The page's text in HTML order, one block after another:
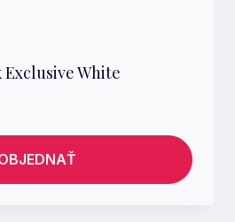
White